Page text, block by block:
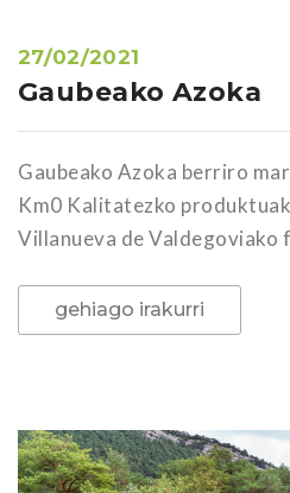
27/02/2021
Gaubeako Azoka
Gaubeako Azoka berriro
Km0 Kalitatezko
Villanueva de Valdegoviako
gehiago irakurri